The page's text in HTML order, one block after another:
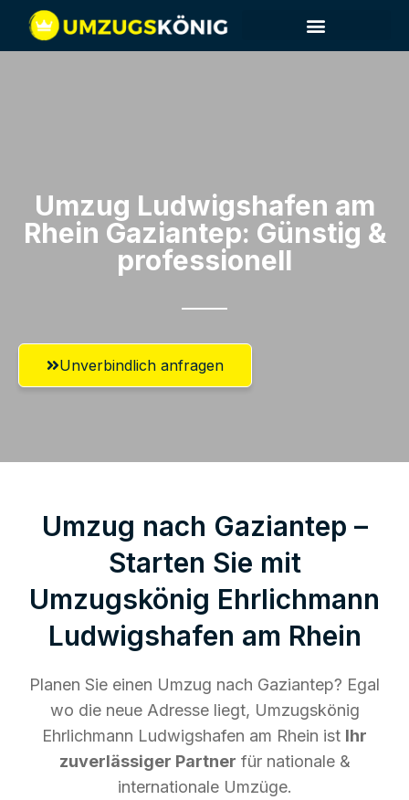
Umzug Ludwigshafen am
Rhein​ Gaziantep: Günstig &
professionell​
Unverbindlich anfragen
Umzug nach Gaziantep –
Starten Sie mit
Umzugskönig Ehrlichmann
Ludwigshafen am Rhein
Planen Sie einen Umzug nach Gaziantep? Egal
wo die neue Adresse liegt, Umzugskönig
Ehrlichmann Ludwigshafen am Rhein ist Ihr
zuverlässiger Partner für nationale &
internationale Umzüge.